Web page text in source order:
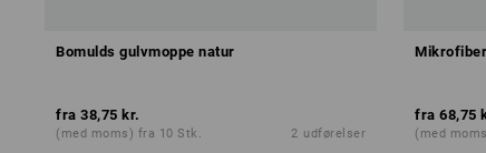
Bomulds gulvmoppe natur
fra 38,75 kr.
(med moms) fra 10 Stk. 2 udførelser
fra 68,75
(med